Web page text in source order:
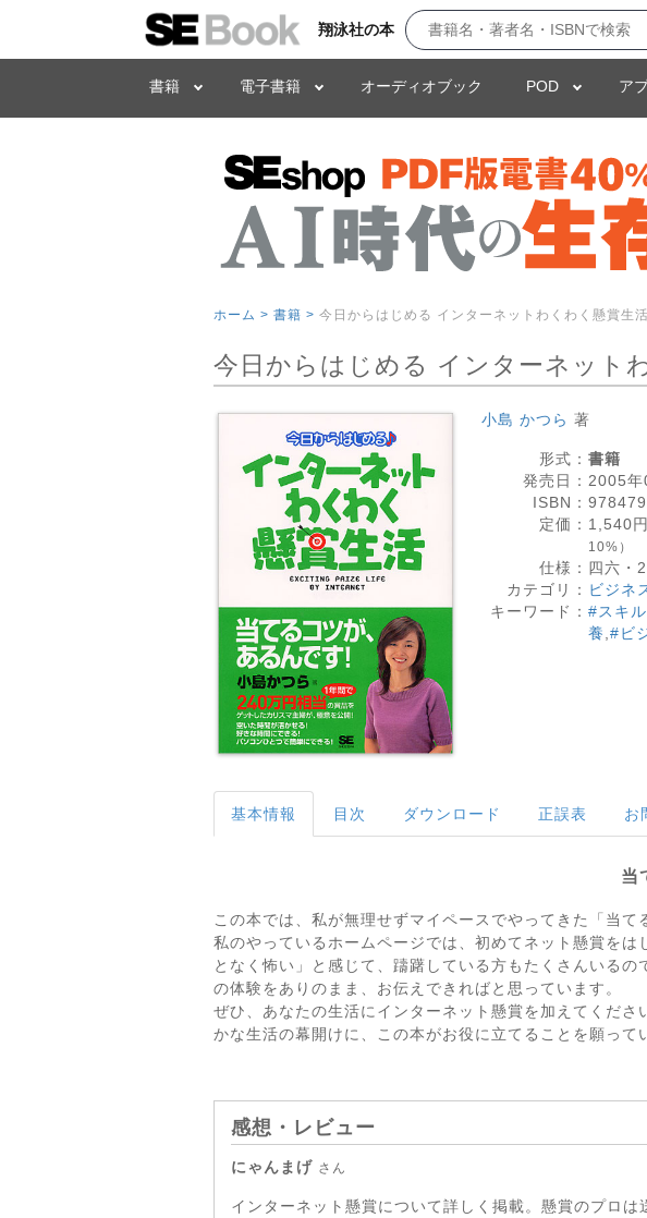
翔泳社の本
書籍 電子書籍 オーディオブック POD ア
ホーム > 書籍 > 今日からはじめる インターネットわくわく懸賞生活
今日からはじめる インターネット
小島 かつら 著
形式： 書籍
発売日： 2005年
ISBN：
定価： 1,540円
10%）
仕様： 四六・
カテゴリ： ビジネ
キーワード： #スキ
養 #ビ
基本情報 目次 ダウンロード 正誤表 お
当
この本では、私が無理せずマイペースでやってきた「当て
私のやっているホームページでは、初めてネット懸賞を
となく怖い」と感じて、躊躇している方もたくさんいる
の体験をありのまま、お伝えできればと思っています。
ぜひ、あなたの生活にインターネット懸賞を加えてくだ
かな生活の幕開けに、この本がお役に立てることを願って
感想・レビュー
にゃんまげ さん
インターネット懸賞について詳しく掲載。懸賞のプロ